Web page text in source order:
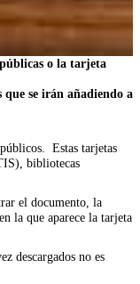
o la tarjeta
se irán añadiendo a
Estas tarjetas
bibliotecas
el documento, la
la que aparece la tarjeta
descargados no es